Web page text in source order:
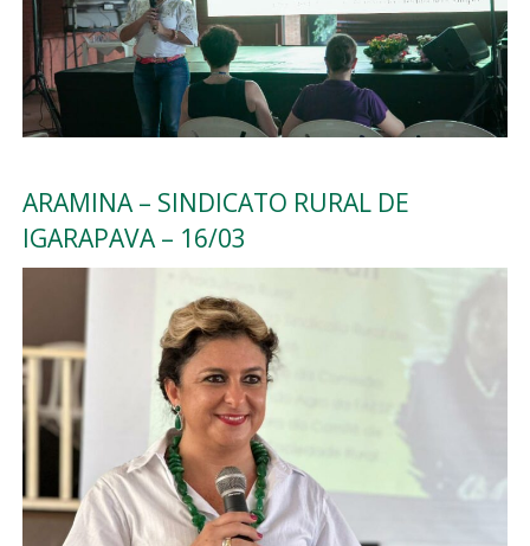
ARAMINA – SINDICATO RURAL DE
IGARAPAVA – 16/03